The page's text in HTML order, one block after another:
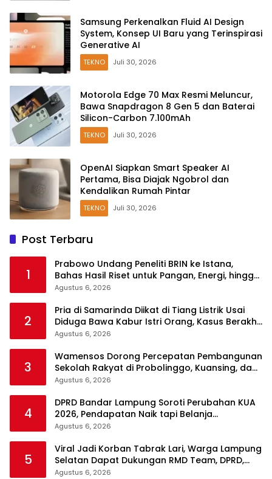
Samsung Perkenalkan Fluid AI Design
System, Konsep UI Baru yang Terinspirasi
Generative AI
TEKNO Juli 30, 2026
Motorola Edge 70 Max Resmi Meluncur,
Bawa Snapdragon 8 Gen 5 dan Baterai
Silicon-Carbon 7.100mAh
TEKNO Juli 30, 2026
OpenAI Siapkan Smart Speaker AI
Pertama, Bisa Diajak Ngobrol dan
Kendalikan Rumah Pintar
TEKNO Juli 30, 2026
Post Terbaru
1
Prabowo Undang Peneliti BRIN ke Istana,
Bahas Hasil Riset untuk Pangan, Energi, hingga
Sampah
Agustus 6, 2026
2
Pria di Samarinda Diikat di Tiang Listrik Usai
Diduga Bawa Kabur Istri Orang, Kasus Berakhir
Damai
Agustus 6, 2026
3
Wamensos Dorong Percepatan Pembangunan
Sekolah Rakyat di Probolinggo, Kuansing, dan
Polewali Mandar
Agustus 6, 2026
4
DPRD Bandar Lampung Soroti Perubahan KUA
2026, Pendapatan Naik tapi Belanja
Pembangunan Dipangkas
Agustus 6, 2026
5
Viral Jadi Korban Tabrak Lari, Warga Lampung
Selatan Dapat Dukungan RMD Team, DPRD,
dan Influencer
Agustus 6, 2026